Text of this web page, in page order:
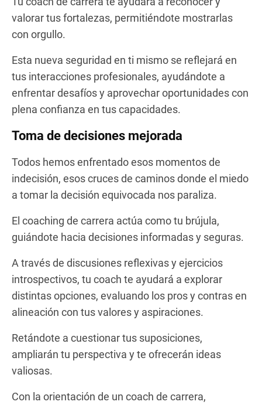
valorar tus fortalezas, permitiéndote mostrarlas
con orgullo.
Esta nueva seguridad en ti mismo se reflejará en
tus interacciones profesionales, ayudándote a
enfrentar desafíos y aprovechar oportunidades con
plena confianza en tus capacidades.
Toma de decisiones mejorada
Todos hemos enfrentado esos momentos de
indecisión, esos cruces de caminos donde el miedo
a tomar la decisión equivocada nos paraliza.
El coaching de carrera actúa como tu brújula,
guiándote hacia decisiones informadas y seguras.
A través de discusiones reflexivas y ejercicios
introspectivos, tu coach te ayudará a explorar
distintas opciones, evaluando los pros y contras en
alineación con tus valores y aspiraciones.
Retándote a cuestionar tus suposiciones,
ampliarán tu perspectiva y te ofrecerán ideas
valiosas.
Con la orientación de un coach de carrera,